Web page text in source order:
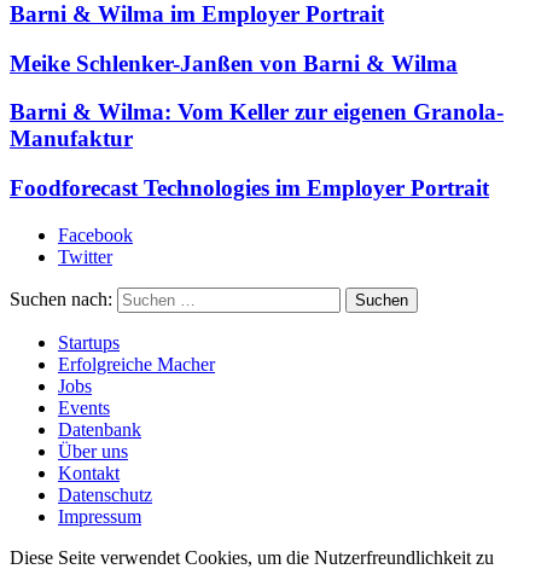
Barni & Wilma im Employer Portrait
Meike Schlenker-Janßen von Barni & Wilma
Barni & Wilma: Vom Keller zur eigenen Granola-
Manufaktur
Foodforecast Technologies im Employer Portrait
Facebook
Twitter
Suchen nach:
Startups
Erfolgreiche Macher
Jobs
Events
Datenbank
Über uns
Kontakt
Datenschutz
Impressum
Diese Seite verwendet Cookies, um die Nutzerfreundlichkeit zu